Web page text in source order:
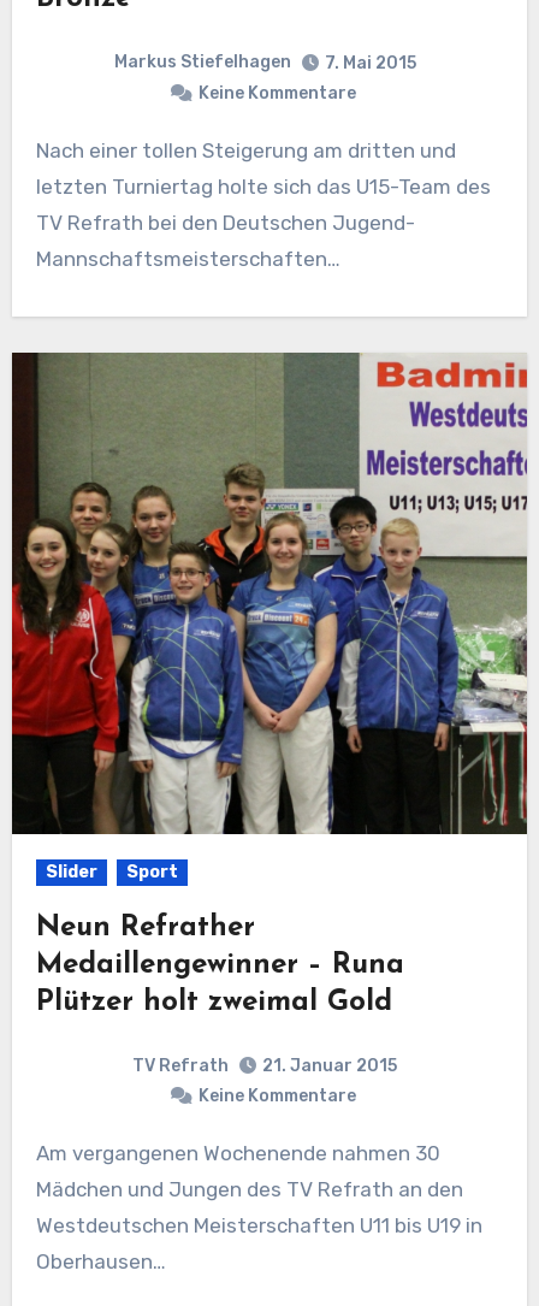
Markus Stiefelhagen
7. Mai 2015
Keine Kommentare
Nach einer tollen Steigerung am dritten und
letzten Turniertag holte sich das U15-Team des
TV Refrath bei den Deutschen Jugend-
Mannschaftsmeisterschaften…
Slider Sport
Neun Refrather
Medaillengewinner – Runa
Plützer holt zweimal Gold
TV Refrath
21. Januar 2015
Keine Kommentare
Am vergangenen Wochenende nahmen 30
Mädchen und Jungen des TV Refrath an den
Westdeutschen Meisterschaften U11 bis U19 in
Oberhausen…